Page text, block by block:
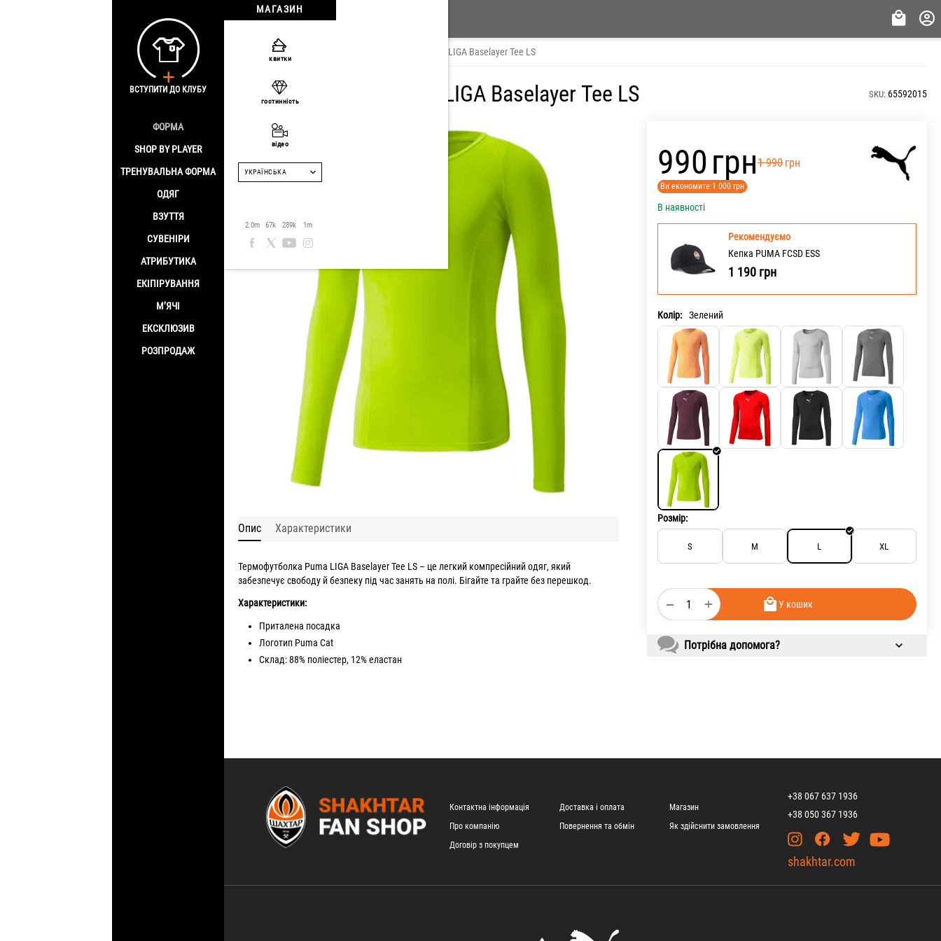
МАГАЗИН
ФОРМА
SHOP BY PLAYER
ТРЕНУВАЛЬНА ФОРМА
ОДЯГ
ВЗУТТЯ
СУВЕНІРИ
АТРИБУТИКА
ЕКІПІРУВАННЯ
М’ЯЧІ
ЕКСКЛЮЗИВ
РОЗПРОДАЖ
квитки
гостинність
відео
УКРАЇНСЬКА
2.0m 67k 289k 1m
ВСТУПИТИ ДО КЛУБУ
/ Одяг Термофутболка Puma LIGA Baselayer Tee LS
Термофутболка Puma LIGA Baselayer Tee LS SKU: 65592015
Знижка -50%
‍990‍грн‍1 990‍ грн
Ви економите:1 000 грн
В наявності
Рекомендуємо
Кепка PUMA FCSD ESS
1 190 грн
Колір: Зелений
Розмір:
S M L XL
+
− У кошик
Потрібна допомога?
Опис Характеристики
Термофутболка Puma LIGA Baselayer Tee LS – це легкий компресійний одяг, який
забезпечує свободу й безпеку під час занять на полі. Бігайте та грайте без перешкод.
Характеристики:
Приталена посадка
Логотип Puma Cat
Склад: 88% поліестер, 12% еластан
Контактна інформація
Про компанію
Договір з покупцем
Доставка і оплата
Повернення та обмін
Магазин
Як здійснити замовлення
+38 067 637 1936
+38 050 367 1936
shakhtar.com